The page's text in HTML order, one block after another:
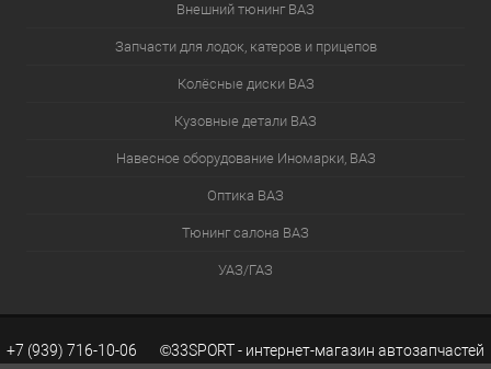
Внешний тюнинг ВАЗ
Запчасти для лодок, катеров и прицепов
Колёсные диски ВАЗ
Кузовные детали ВАЗ
Навесное оборудование Иномарки, ВАЗ
Оптика ВАЗ
Тюнинг салона ВАЗ
УАЗ/ГАЗ
+7 (939) 716-10-06 ©33SPORT - интернет-магазин автозапчастей